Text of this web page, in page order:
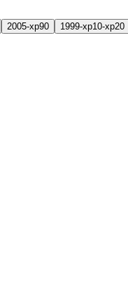
2005-xp90 1999-xp10-xp20